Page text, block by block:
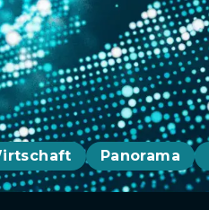
Panorama